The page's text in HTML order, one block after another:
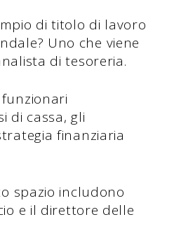
di titolo di lavoro
Uno che viene
di tesoreria.
di cassa, gli
finanziaria
spazio includono
e il direttore delle